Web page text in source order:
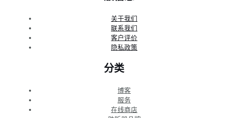
关于我们
联系我们
客户评价
隐私政策
分类
博客
服务
在线商店